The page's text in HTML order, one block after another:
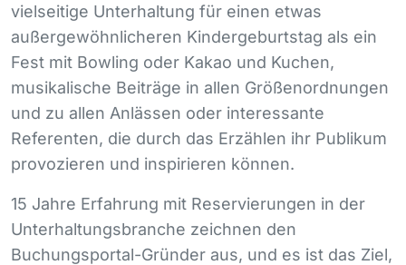
vielseitige Unterhaltung für einen etwas
außergewöhnlicheren Kindergeburtstag als ein
Fest mit Bowling oder Kakao und Kuchen,
musikalische Beiträge in allen Größenordnungen
und zu allen Anlässen oder interessante
Referenten, die durch das Erzählen ihr Publikum
provozieren und inspirieren können.
15 Jahre Erfahrung mit Reservierungen in der
Unterhaltungsbranche zeichnen den
Buchungsportal-Gründer aus, und es ist das Ziel,